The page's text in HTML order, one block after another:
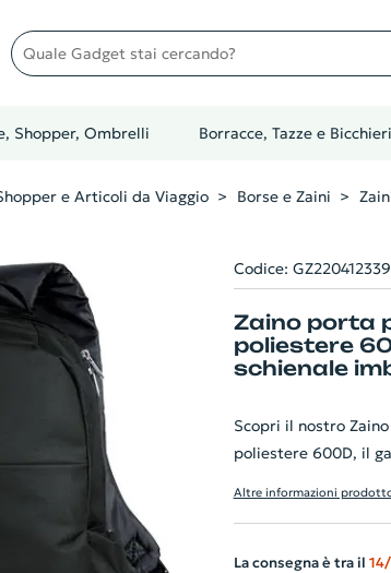
Quale gadget stai cercando?
Shopper, Ombrelli Borracce, Tazze e Bicchieri
e Articoli da Viaggio Borse e Zaini
Codice:
Zaino porta
poliestere
schienale
Scopri il nostro
poliestere 600D, il
sicurezza la
Altre informazioni
La consegna è tra il